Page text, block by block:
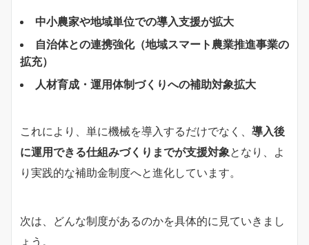
中小農家や地域単位での導入支援が拡大
自治体との連携強化（地域スマート農業推進事業の
拡充）
人材育成・運用体制づくりへの補助対象拡大
これにより、単に機械を導入するだけでなく、 導入後
に運用できる仕組みづくりまでが支援対象となり、よ
り実践的な補助金制度へと進化しています。
次は、どんな制度があるのかを具体的に見ていきまし
ょう。